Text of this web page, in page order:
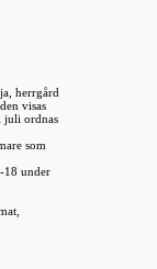
herrgård
visas
juli ordnas
som
18 under